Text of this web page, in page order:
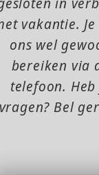
vakantie.
ons wel
bereiken via
telefoon. Heb
Bel
